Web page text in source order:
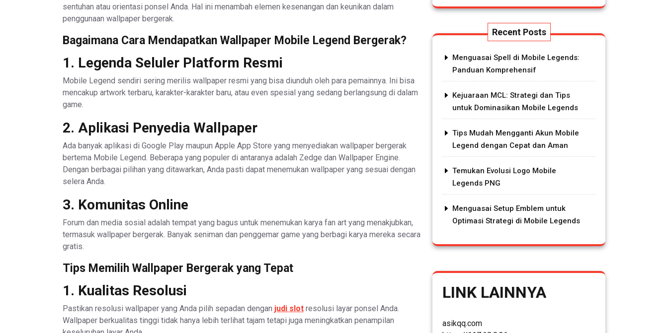
sentuhan atau orientasi ponsel Anda. Hal ini menambah elemen kesenangan dan keunikan dalam
penggunaan wallpaper bergerak.
Bagaimana Cara Mendapatkan Wallpaper Mobile Legend Bergerak?
1. Legenda Seluler Platform Resmi
Mobile Legend sendiri sering merilis wallpaper resmi yang bisa diunduh oleh para pemainnya. Ini bisa
mencakup artwork terbaru, karakter-karakter baru, atau even spesial yang sedang berlangsung di dalam
game.
2. Aplikasi Penyedia Wallpaper
Ada banyak aplikasi di Google Play maupun Apple App Store yang menyediakan wallpaper bergerak
bertema Mobile Legend. Beberapa yang populer di antaranya adalah Zedge dan Wallpaper Engine.
Dengan berbagai pilihan yang ditawarkan, Anda pasti dapat menemukan wallpaper yang sesuai dengan
selera Anda.
3. Komunitas Online
Forum dan media sosial adalah tempat yang bagus untuk menemukan karya fan art yang menakjubkan,
termasuk wallpaper bergerak. Banyak seniman dan penggemar game yang berbagi karya mereka secara
gratis.
Tips Memilih Wallpaper Bergerak yang Tepat
1. Kualitas Resolusi
Pastikan resolusi wallpaper yang Anda pilih sepadan dengan judi slot resolusi layar ponsel Anda.
Wallpaper berkualitas tinggi tidak hanya lebih terlihat tajam tetapi juga meningkatkan penampilan
Recent Posts
Menguasai Spell di Mobile Legends:
Panduan Komprehensif
Kejuaraan MCL: Strategi dan Tips
untuk Dominasikan Mobile Legends
Tips Mudah Mengganti Akun Mobile
Legend dengan Cepat dan Aman
Temukan Evolusi Logo Mobile
Legends PNG
Menguasai Setup Emblem untuk
Optimasi Strategi di Mobile Legends
LINK LAINNYA
asikqq.com